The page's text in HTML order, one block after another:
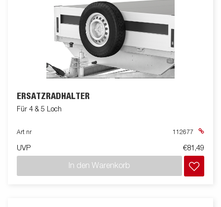
ERSATZRADHALTER
Für 4 & 5 Loch
Art nr 112677
UVP €81,49
In den Warenkorb